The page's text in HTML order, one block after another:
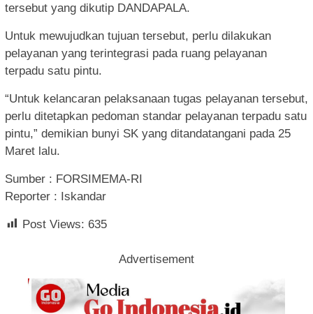
tersebut yang dikutip DANDAPALA.
Untuk mewujudkan tujuan tersebut, perlu dilakukan
pelayanan yang terintegrasi pada ruang pelayanan
terpadu satu pintu.
“Untuk kelancaran pelaksanaan tugas pelayanan tersebut,
perlu ditetapkan pedoman standar pelayanan terpadu satu
pintu,” demikian bunyi SK yang ditandatangani pada 25
Maret lalu.
Sumber : FORSIMEMA-RI
Reporter : Iskandar
Post Views: 635
Advertisement